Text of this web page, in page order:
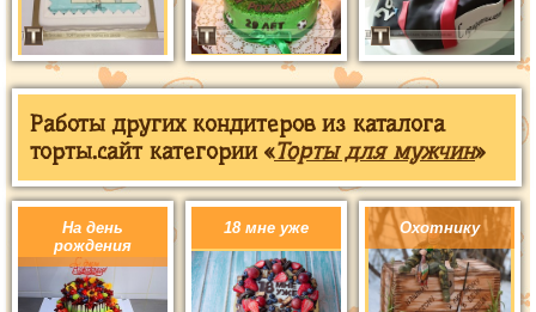
Работы других кондитеров из каталога
торты.сайт категории «Торты для мужчин»
На день
рождения
18 мне уже Охотнику